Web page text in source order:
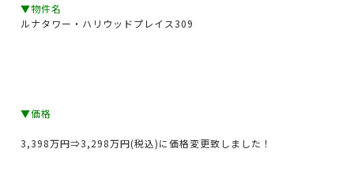
▼物件名
ルナタワー・ハリウッドプレイス309
▼価格
3,398万円⇒3,298万円(税込)に価格変更致しました！